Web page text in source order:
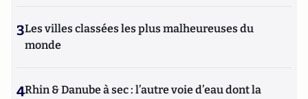
3Les villes classées les plus malheureuses du
monde
4Rhin & Danube à sec : l’autre voie d’eau dont la